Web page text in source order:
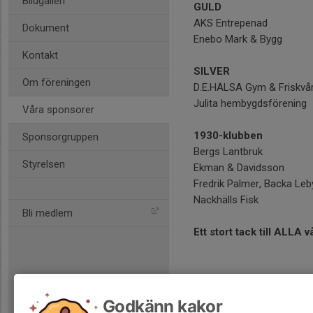
Dokument
Kontakt
Om föreningen
Våra sponsorer
Sponsorgruppen
Styrelsen
Bli medlem
GULD
AKS Entrepenad
Enebo Mark & Bygg
SILVER
D.E.HÄLSA Gym &
Julita hembygdsförening
1930-klubben
Bergs Lantbruk
Ekman & Davidsson
Fredrik Palmer, Backa
Nackhälls Fisk
Ett stort tack till ALLA
Godkänn kakor